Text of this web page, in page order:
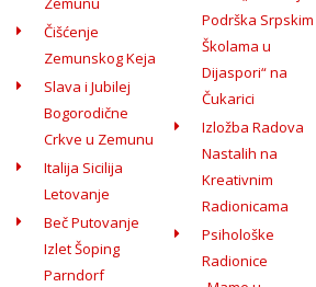
Čišćenje
Zemunskog Keja
Slava i Jubilej
Bogorodične
Crkve u Zemunu
Italija Sicilija
Letovanje
Beč Putovanje
Izlet Šoping
Parndorf
Podrška Srpskim
Školama u
Dijaspori“ na
Čukarici
Izložba Radova
Nastalih na
Kreativnim
Radionicama
Psihološke
Radionice